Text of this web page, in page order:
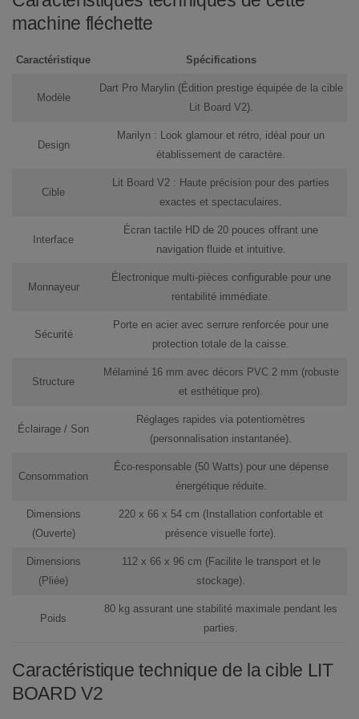
machine fléchette
Caractéristique Spécifications
Modèle
Dart Pro Marylin(Édition prestige équipée de la cible
Lit Board V2).
Design
Marilyn : Look glamour et rétro, idéal pour un
établissement de caractère.
Cible
Lit Board V2 : Haute précision pour des parties
exactes et spectaculaires.
Interface
Écran tactile HD de 20 pouces offrant une
navigation fluide et intuitive.
Monnayeur
Électronique multi-pièces configurable pour une
rentabilité immédiate.
Sécurité
Porte en acier avec serrure renforcée pour une
protection totale de la caisse.
Structure
Mélaminé 16 mm avec décors PVC 2 mm (robuste
et esthétique pro).
Éclairage / Son
Réglages rapides via potentiomètres
(personnalisation instantanée).
Consommation
Éco-responsable (50 Watts) pour une dépense
énergétique réduite.
Dimensions
(Ouverte)
220 x 66 x 54 cm (Installation confortable et
présence visuelle forte).
Dimensions
(Pliée)
112 x 66 x 96 cm (Facilite le transport et le
stockage).
Poids
80 kg assurant une stabilité maximale pendant les
parties.
Caractéristique technique de la cible LIT
BOARD V2